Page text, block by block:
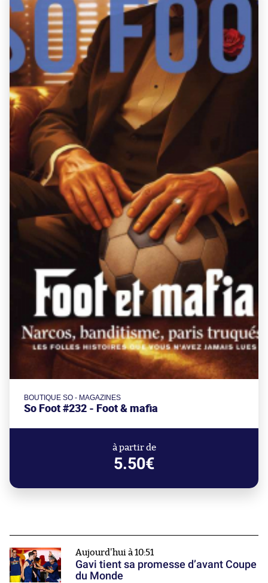
BOUTIQUE SO - MAGAZINES
So Foot #232 - Foot & mafia
à partir de
5.50€
Aujourd'hui à 10:51
Gavi tient sa promesse d’avant Coupe
du Monde